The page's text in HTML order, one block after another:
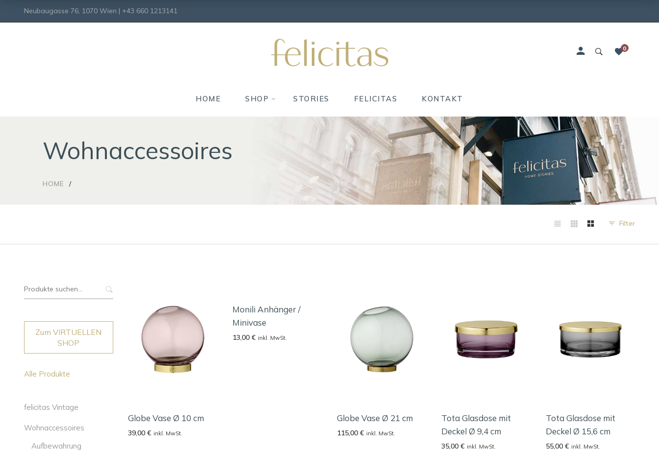
Neubaugasse 76, 1070 Wien | +43 660 1213141
0
HOME SHOP STORIES FELICITAS KONTAKT
Wohnaccessoires
HOME
Filter
Globe Vase Ø 10 cm
39,00€ inkl. MwSt.
Monili Anhänger /
Minivase
13,00€ inkl. MwSt.
Globe Vase Ø 21 cm
115,00 € inkl. MwSt.
Tota Glasdose mit
Deckel Ø 9,4 cm
35,00 € inkl. MwSt.
Tota Glasdose mit
Deckel Ø 15,6 cm
55,00 € inkl. MwSt.
Suche
Zum VIRTUELLEN
SHOP
Alle Produkte
felicitas Vintage
Wohnaccessoires
Aufbewahrung